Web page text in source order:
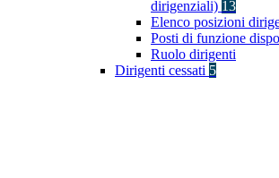
dirigenziali) 13
Elenco posizioni
Posti di funzione
Ruolo dirigenti
Dirigenti cessati 5